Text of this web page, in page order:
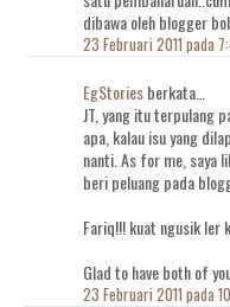
dibawa oleh blogger
23 Februari 2011 pada
EgStoriesberkata…
JT, yang itu terpulang
apa, kalau isu yang
nanti. As for me, saya
beri peluang pada
Fariq!!! kuat ngusik ler
Glad to have both of
23 Februari 2011 pada